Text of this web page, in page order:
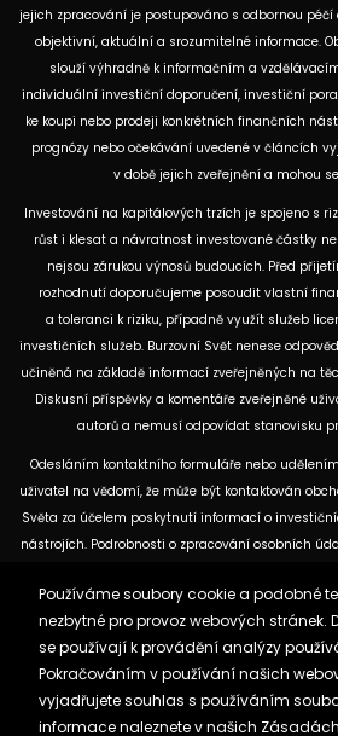
jejich zpracování je postupováno s odbornou
objektivní, aktuální a srozumitelné informace.
slouží výhradně k informačním a
individuální investiční doporučení, investiční
ke koupi nebo prodeji konkrétních finančních
prognózy nebo očekávání uvedené v článcích
v době jejich zveřejnění a mohou
Investování na kapitálových trzích je spojeno s
růst i klesat a návratnost investované částky
nejsou zárukou výnosů budoucích. Před
rozhodnutí doporučujeme posoudit vlastní
a toleranci k riziku, případně využít služeb
investičních služeb. Burzovní Svět nenese
učiněná na základě informací zveřejněných na
Diskusní příspěvky a komentáře zveřejněné
autorů a nemusí odpovídat stanovisku
Odesláním kontaktního formuláře nebo
uživatel na vědomí, že může být kontaktován
Světa za účelem poskytnutí informací o
nástrojích. Podrobnosti o zpracování osobních
dostupných na těchto internetových stránkách.
být uvedeny informace o použitých zdrojích,
ke kterému se vztahují uvedené
Zásady ochrany osobních údajů a
Používáme soubory cookie a podobné
nezbytné pro provoz webových stránek.
se používají k provádění analýzy
Pokračováním v používání našich
vyjadřujete souhlas s používáním
informace naleznete v našich